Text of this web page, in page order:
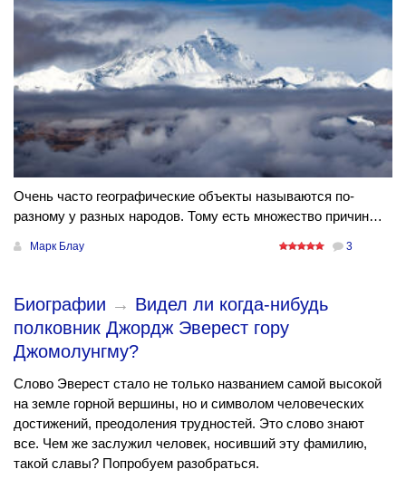
Очень часто географические объекты называются по-
разному у разных народов. Тому есть множество причин…
Марк Блау 3
Биографии → Видел ли когда-нибудь
полковник Джордж Эверест гору
Джомолунгму?
Слово Эверест стало не только названием самой высокой
на земле горной вершины, но и символом человеческих
достижений, преодоления трудностей. Это слово знают
все. Чем же заслужил человек, носивший эту фамилию,
такой славы? Попробуем разобраться.